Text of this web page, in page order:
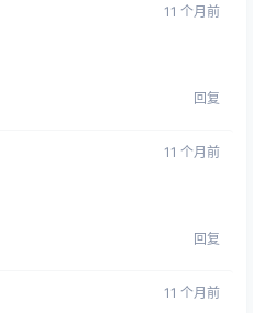
11 个月前
回复
11 个月前
回复
11 个月前